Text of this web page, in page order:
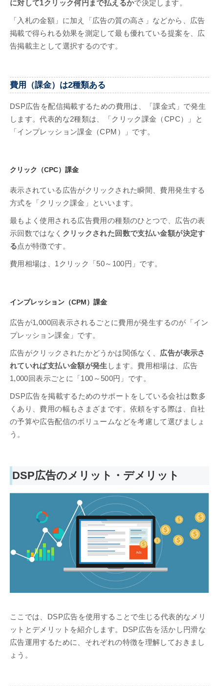
に対して1クリック何円まで払えるかで決定します。
「入札の金額」に加え「広告の質の高さ」などから、広告
掲載で得られる効果を測定して最も優れている提案を、広
告掲載主として選択するのです。
費用（課金）は2種類ある
DSP広告を配信掲載するための費用は、「課金式」で発生
します。代表的な2種類は、「クリック課金（CPC）」と
「インプレッション課金（CPM）」です。
クリック（CPC）課金
表示されている広告がクリックされた瞬間、費用発生する
方式を「クリック課金」といいます。
最もよく使用される広告費用の種類のひとつで、広告の表
示回数ではなく クリックされた回数で支払い金額が決定す
る点が特徴です。
費用相場は、1クリック「50～100円」です。
インプレッション（CPM）課金
広告が1,000回表示されるごとに費用が発生するのが「イン
プレッション課金」です。
広告がクリックされたかどうかは関係なく、 広告が表示さ
れていれば支払い金額が発生 します。費用相場は、広告
1,000回表示ごとに「100～500円」です。
DSP広告を掲載するためのサポートをしている会社は数多
くあり、費用の幅もさまざまです。依頼をする際は、自社
の予算や広告配信のボリュームなどを考慮して選びましょ
う。
DSP広告のメリット・デメリット
ここでは、DSP広告を使用することで生じる代表的なメリ
ットとデメリットを紹介します。DSP広告を活かし円滑な
広告運用するために、それぞれの特徴を理解しておきまし
ょう。